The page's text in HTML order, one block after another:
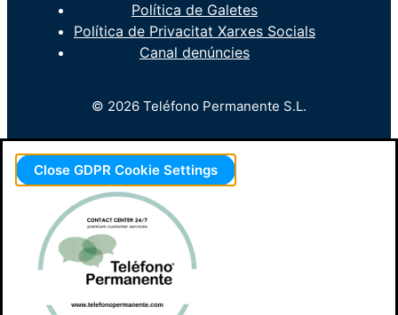
Política de Galetes
Política de Privacitat Xarxes Socials
Canal denúncies
© 2026 Teléfono Permanente S.L.
Close GDPR Cookie Settings